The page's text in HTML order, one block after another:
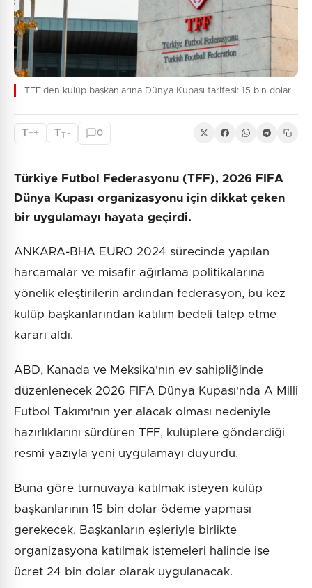
TFF'den kulüp başkanlarına Dünya Kupası tarifesi: 15 bin dolar
TT+ TT - 0
Türkiye Futbol Federasyonu (TFF), 2026 FIFA
Dünya Kupası organizasyonu için dikkat çeken
bir uygulamayı hayata geçirdi.
ANKARA-BHA EURO 2024 sürecinde yapılan
harcamalar ve misafir ağırlama politikalarına
yönelik eleştirilerin ardından federasyon, bu kez
kulüp başkanlarından katılım bedeli talep etme
kararı aldı.
ABD, Kanada ve Meksika'nın ev sahipliğinde
düzenlenecek 2026 FIFA Dünya Kupası'nda A Milli
Futbol Takımı'nın yer alacak olması nedeniyle
hazırlıklarını sürdüren TFF, kulüplere gönderdiği
resmi yazıyla yeni uygulamayı duyurdu.
Buna göre turnuvaya katılmak isteyen kulüp
başkanlarının 15 bin dolar ödeme yapması
gerekecek. Başkanların eşleriyle birlikte
organizasyona katılmak istemeleri halinde ise
ücret 24 bin dolar olarak uygulanacak.